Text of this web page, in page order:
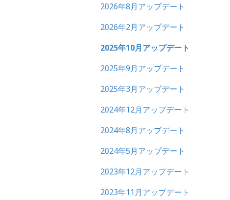
トライアル
カスタマイズ
インターネット・セキュリ
ザー
履歴
コンテンツ
CSV
ドキュメント
2026年8月アップデート
2026年2月アップデート
2025年10月アップデート
2025年9月アップデート
2025年3月アップデート
2024年12月アップデート
2024年8月アップデート
2024年5月アップデート
2023年12月アップデート
2023年11月アップデート